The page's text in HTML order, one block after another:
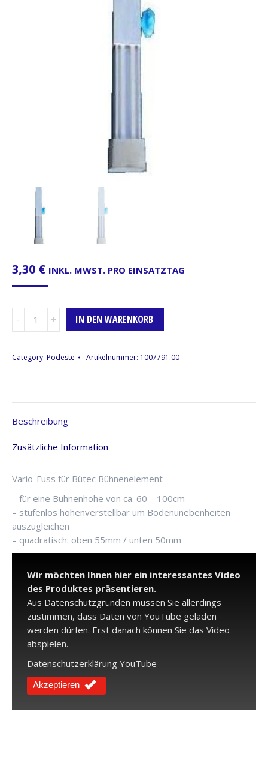
3,30 € INKL. MWST. PRO EINSATZTAG
-
IN DEN WARENKORB
Category: Podeste Artikelnummer: 1007791.00
Beschreibung
Zusätzliche Information
Vario-Fuss für Bütec Bühnenelement
– für eine Bühnenhohe von ca. 60 – 100cm
– stufenlos höhenverstellbar um Bodenunebenheiten
auszugleichen
– quadratisch: oben 55mm / unten 50mm
Wir möchten Ihnen hier ein interessantes Video
des Produktes präsentieren.
Aus Datenschutzgründen müssen Sie allerdings
zustimmen, dass Daten von YouTube geladen
werden dürfen. Erst danach können Sie das Video
abspielen.
Datenschutzerklärung YouTube
Akzeptieren